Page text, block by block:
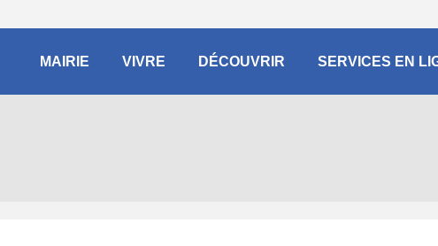
MAIRIE VIVRE DÉCOUVRIR SERVICES EN